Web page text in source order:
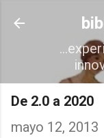
Ir
De 2.0 a 2020
mayo 12, 2013